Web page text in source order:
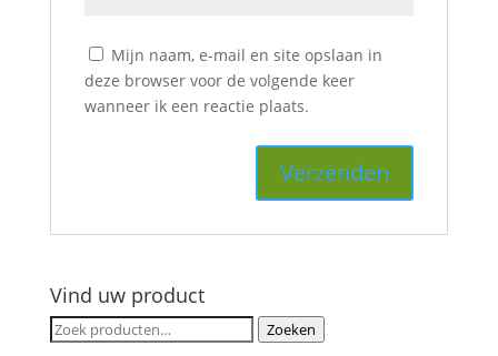
Mijn naam, e-mail en site opslaan in
deze browser voor de volgende keer
wanneer ik een reactie plaats.
Vind uw product
Zoeken
Zoeken